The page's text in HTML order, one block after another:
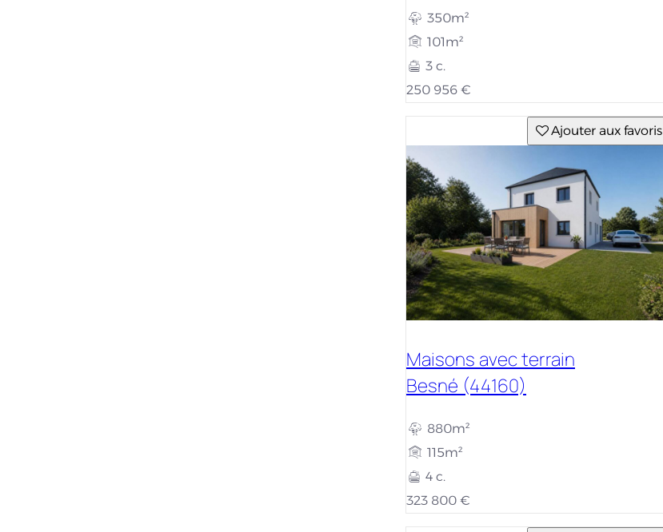
350m²
101m²
3 c.
250 956 €
Ajouter aux favoris
Maisons avec terrain
Besné (44160)
880m²
115m²
4 c.
323 800 €